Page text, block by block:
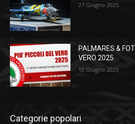
27 Giugno 2025
PALMARES &
VERO 2025
12 Giugno 2025
Categorie popolari